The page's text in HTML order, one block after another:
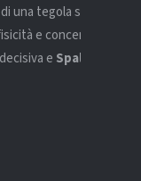
una tegola significativa.
e concentrazione
e Spalletti